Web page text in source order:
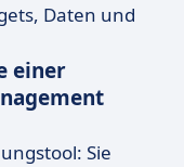
Daten und
einer
Sie